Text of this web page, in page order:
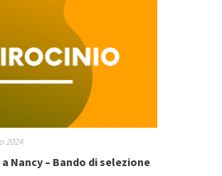
2024
Nancy – Bando di selezione